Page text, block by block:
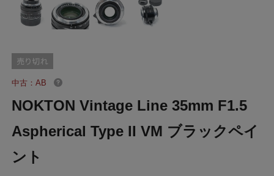
中古：AB
NOKTON Vintage Line 35mm F1.5
Aspherical Type II VM ブラックペイ
ント